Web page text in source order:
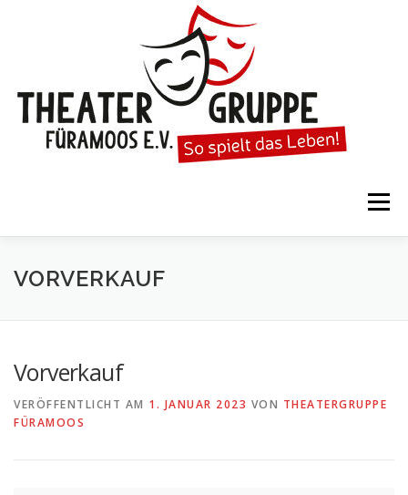
Menü
STARTSEITE DIE THEATERGRUPPE
KALENDER GESPIELTE STÜCKE
VORVERKAUF
Vorverkauf
VERÖFFENTLICHT AM 1. JANUAR 2023 VON THEATERGRUPPE
FÜRAMOOS